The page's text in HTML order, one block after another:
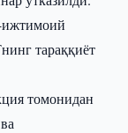
тараққиёт
томонидан